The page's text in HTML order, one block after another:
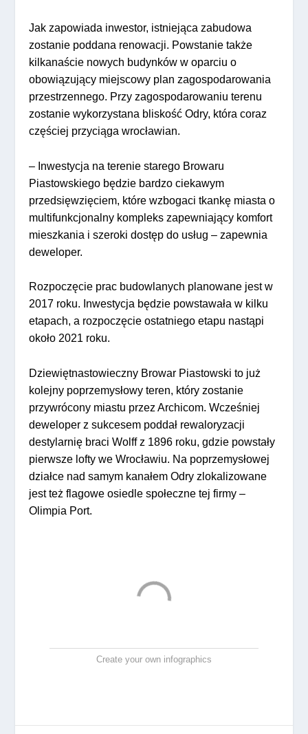
Jak zapowiada inwestor, istniejąca zabudowa
zostanie poddana renowacji. Powstanie także
kilkanaście nowych budynków w oparciu o
obowiązujący miejscowy plan zagospodarowania
przestrzennego. Przy zagospodarowaniu terenu
zostanie wykorzystana bliskość Odry, która coraz
częściej przyciąga wrocławian.
– Inwestycja na terenie starego Browaru
Piastowskiego będzie bardzo ciekawym
przedsięwzięciem, które wzbogaci tkankę miasta o
multifunkcjonalny kompleks zapewniający komfort
mieszkania i szeroki dostęp do usług – zapewnia
deweloper.
Rozpoczęcie prac budowlanych planowane jest w
2017 roku. Inwestycja będzie powstawała w kilku
etapach, a rozpoczęcie ostatniego etapu nastąpi
około 2021 roku.
Dziewiętnastowieczny Browar Piastowski to już
kolejny poprzemysłowy teren, który zostanie
przywrócony miastu przez Archicom. Wcześniej
deweloper z sukcesem poddał rewaloryzacji
destylarnię braci Wolff z 1896 roku, gdzie powstały
pierwsze lofty we Wrocławiu. Na poprzemysłowej
działce nad samym kanałem Odry zlokalizowane
jest też flagowe osiedle społeczne tej firmy –
Olimpia Port.
Create your own infographics